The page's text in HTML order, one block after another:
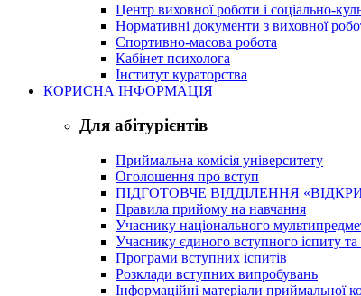
Центр виховної роботи і соціально-
Нормативні документи з виховної
Спортивно-масова робота
Кабінет психолога
Інститут кураторства
КОРИСНА ІНФОРМАЦІЯ
Для абітурієнтів
Приймальна комісія університету
Оголошення про вступ
ПІДГОТОВЧЕ ВІДДІЛЕННЯ
Правила прийому на навчання
Учаснику національного
Учаснику єдиного вступного іспиту
Програми вступних іспитів
Розклади вступних випробувань
Інформаційні матеріали приймальної